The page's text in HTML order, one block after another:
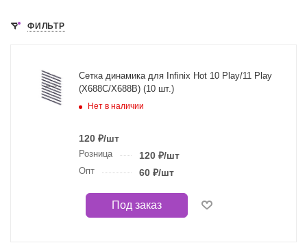
ФИЛЬТР
Сетка динамика для Infinix Hot 10 Play/11 Play
(X688C/X688B) (10 шт.)
Нет в наличии
120 ₽/шт
Розница 120₽/шт
Опт 60₽/шт
Под заказ